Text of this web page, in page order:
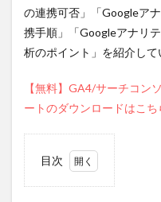
の連携可否」「Googleア
携手順」「Googleアナリ
析のポイント」を紹介して
【無料】GA4/サーチコン
ートのダウンロードはこち
目次